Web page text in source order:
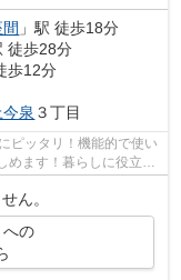
」駅 徒歩18分
徒歩28分
歩12分
今泉 ３丁目
ピッタリ！機能的で使い
ます！暮らしに役立つ
ん。
への